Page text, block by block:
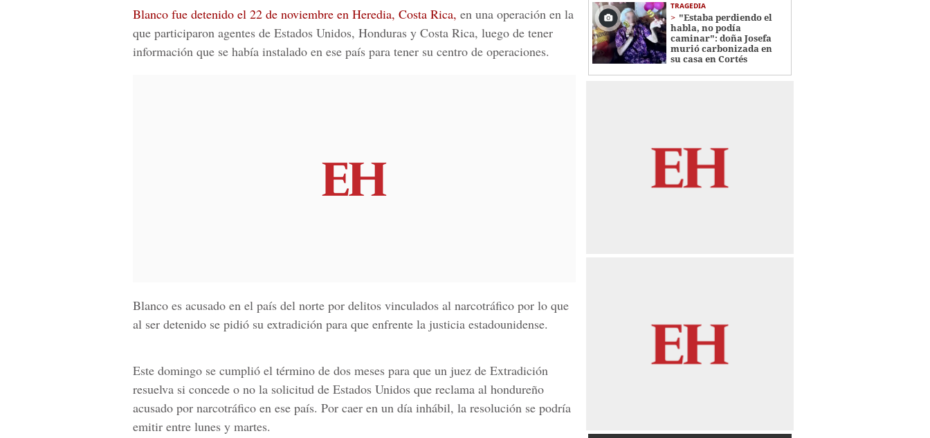
Blanco fue detenido el 22 de noviembre en Heredia, Costa Rica, en una operación en la
que participaron agentes de Estados Unidos, Honduras y Costa Rica, luego de tener
información que se había instalado en ese país para tener su centro de operaciones.
Blanco es acusado en el país del norte por delitos vinculados al narcotráfico por lo que
al ser detenido se pidió su extradición para que enfrente la justicia estadounidense.
Este domingo se cumplió el término de dos meses para que un juez de Extradición
resuelva si concede o no la solicitud de Estados Unidos que reclama al hondureño
acusado por narcotráfico en ese país. Por caer en un día inhábil, la resolución se podría
emitir entre lunes y martes.
TRAGEDIA
"Estaba perdiendo el
habla, no podía
caminar": doña Josefa
murió carbonizada en
su casa en Cortés